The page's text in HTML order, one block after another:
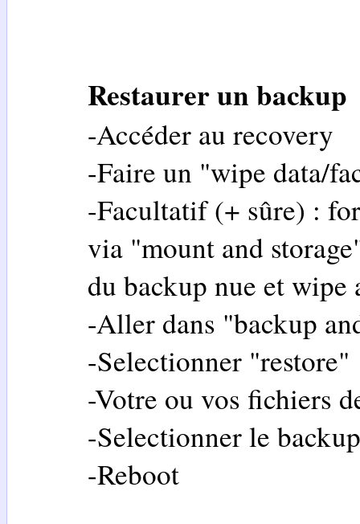
Restaurer un backup
-Accéder au recovery
-Faire un "wipe data/
-Facultatif (+ sûre) :
via "mount and
du backup nue et wipe
-Aller dans "backup
-Selectionner "restore"
-Votre ou vos fichiers
-Selectionner le
-Reboot